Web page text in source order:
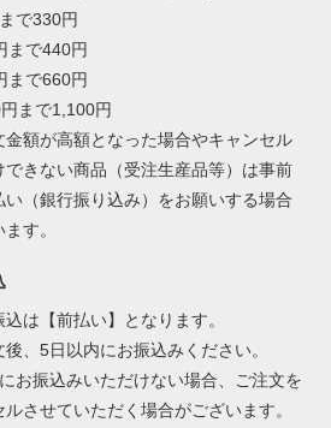
で330円
まで440円
まで660円
まで1,100円
額が高額となった場合やキャンセル
できない商品（受注生産品等）は事前
い（銀行振り込み）をお願いする場合
す。
は【前払い】となります。
、5日以内にお振込みください。
お振込みいただけない場合、ご注文を
ルさせていただく場合がございます。